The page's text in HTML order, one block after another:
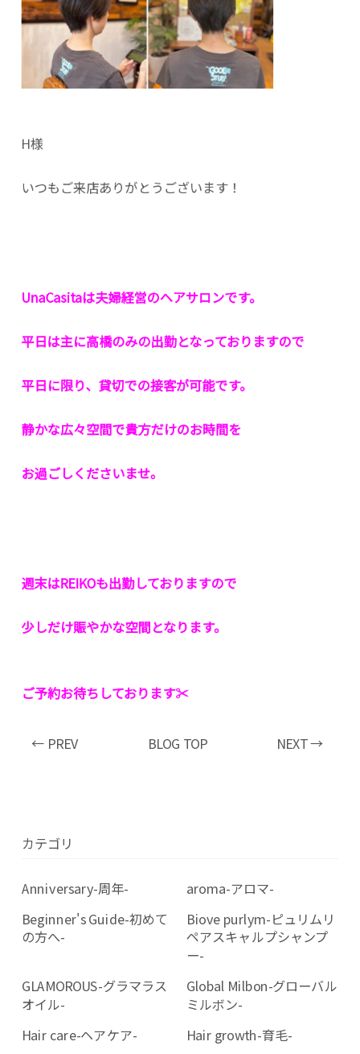
H様
いつもご来店ありがとうございます！
UnaCasitaは夫婦経営のヘアサロンです。
平日は主に高橋のみの出勤となっておりますので
平日に限り、貸切での接客が可能です。
静かな広々空間で貴方だけのお時間を
お過ごしくださいませ。
週末はREIKOも出勤しておりますので
少しだけ賑やかな空間となります。
ご予約お待ちしております✂︎
← PREV BLOG TOP NEXT →
カテゴリ
Anniversary-周年-
aroma-アロマ-
Beginner's Guide-初めて
の方へ-
Biove purlym-ピュリムリ
ペアスキャルプシャンプ
ー-
GLAMOROUS-グラマラス
オイル-
Global Milbon-グローバル
ミルボン-
Hair care-ヘアケア-
Hair growth-育毛-